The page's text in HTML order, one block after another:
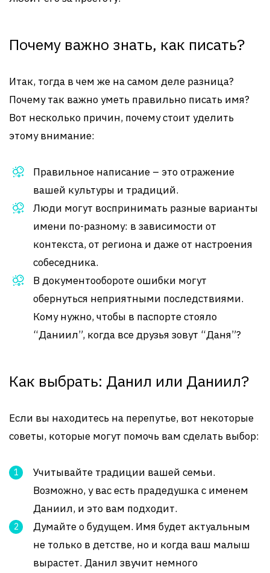
Почему важно знать, как писать?
Итак, тогда в чем же на самом деле разница?
Почему так важно уметь правильно писать имя?
Вот несколько причин, почему стоит уделить
этому внимание:
Правильное написание – это отражение
вашей культуры и традиций.
Люди могут воспринимать разные варианты
имени по-разному: в зависимости от
контекста, от региона и даже от настроения
собеседника.
В документообороте ошибки могут
обернуться неприятными последствиями.
Кому нужно, чтобы в паспорте стояло
“Даниил”, когда все друзья зовут “Даня”?
Как выбрать: Данил или Даниил?
Если вы находитесь на перепутье, вот некоторые
советы, которые могут помочь вам сделать выбор:
Учитывайте традиции вашей семьи.
Возможно, у вас есть прадедушка с именем
Даниил, и это вам подходит.
Думайте о будущем. Имя будет актуальным
не только в детстве, но и когда ваш малыш
вырастет. Данил звучит немного